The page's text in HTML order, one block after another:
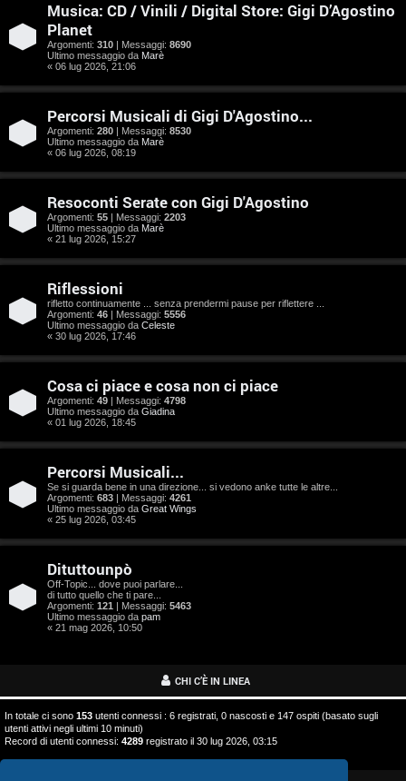
t
s
e
a
r
s
s
t
A
g
e
n
t
Musica: CD / Vinili / Digital Store: Gigi D’Agostino
Planet
Argomenti: 310 | Messaggi: 8690
Ultimo messaggio da Marè
« 06 lug 2026, 21:06
Percorsi Musicali di Gigi D'Agostino...
Argomenti: 280 | Messaggi: 8530
Ultimo messaggio da Marè
« 06 lug 2026, 08:19
Resoconti Serate con Gigi D'Agostino
Argomenti: 55 | Messaggi: 2203
Ultimo messaggio da Marè
« 21 lug 2026, 15:27
Riflessioni
rifletto continuamente ... senza prendermi pause per riflettere ...
Argomenti: 46 | Messaggi: 5556
Ultimo messaggio da Celeste
« 30 lug 2026, 17:46
Cosa ci piace e cosa non ci piace
Argomenti: 49 | Messaggi: 4798
Ultimo messaggio da Giadina
« 01 lug 2026, 18:45
Percorsi Musicali...
Se si guarda bene in una direzione... si vedono anke tutte le altre...
Argomenti: 683 | Messaggi: 4261
Ultimo messaggio da Great Wings
« 25 lug 2026, 03:45
Dituttounpò
Off-Topic... dove puoi parlare...
di tutto quello che ti pare...
Argomenti: 121 | Messaggi: 5463
Ultimo messaggio da pam
« 21 mag 2026, 10:50
CHI C’È IN LINEA
In totale ci sono 153 utenti connessi : 6 registrati, 0 nascosti e 147 ospiti (basato sugli
utenti attivi negli ultimi 10 minuti)
Record di utenti connessi: 4289 registrato il 30 lug 2026, 03:15